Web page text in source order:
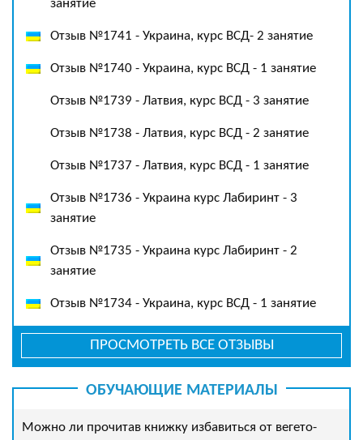
занятие
Отзыв №1741 - Украина, курс ВСД- 2 занятие
Отзыв №1740 - Украина, курс ВСД - 1 занятие
Отзыв №1739 - Латвия, курс ВСД - 3 занятие
Отзыв №1738 - Латвия, курс ВСД - 2 занятие
Отзыв №1737 - Латвия, курс ВСД - 1 занятие
Отзыв №1736 - Украина курс Лабиринт - 3
занятие
Отзыв №1735 - Украина курс Лабиринт - 2
занятие
Отзыв №1734 - Украина, курс ВСД - 1 занятие
ПРОСМОТРЕТЬ ВСЕ ОТЗЫВЫ
ОБУЧАЮЩИЕ МАТЕРИАЛЫ
Можно ли прочитав книжку избавиться от вегето-